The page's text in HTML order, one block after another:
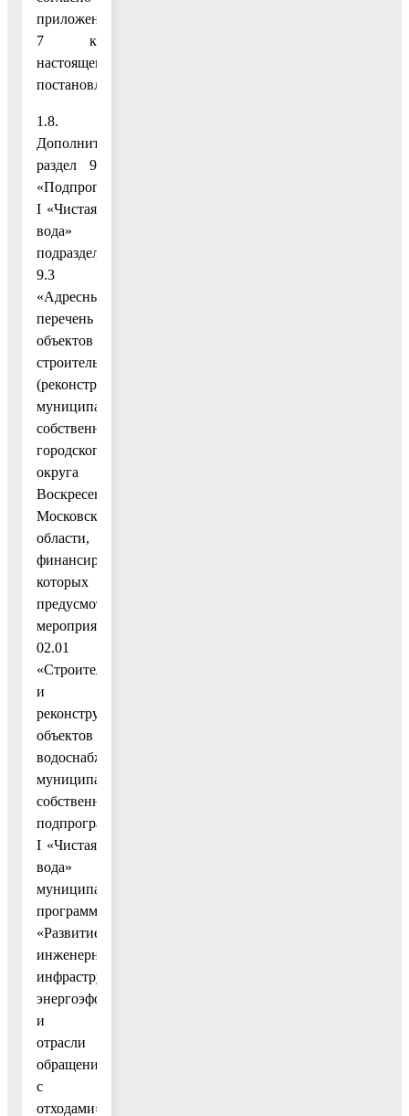
приложению
7 к
настоящему
постановлению;
1.8.
Дополнить
раздел 9
«Подпрограмма
I «Чистая
вода»
подразделом
9.3
«Адресный
перечень
объектов
строительства
(реконструкции)
муниципальной
собственности
городского
округа
Воскресенск
Московской
области,
финансирование
которых
предусмотрено
мероприятием
02.01
«Строительство
и
реконструкция
объектов
водоснабжения
муниципальной
собственности»
подпрограммы
I «Чистая
вода»
муниципальной
программы
«Развитие
инженерной
инфраструктуры,
энергоэффективности
и
отрасли
обращения
с
отходами»